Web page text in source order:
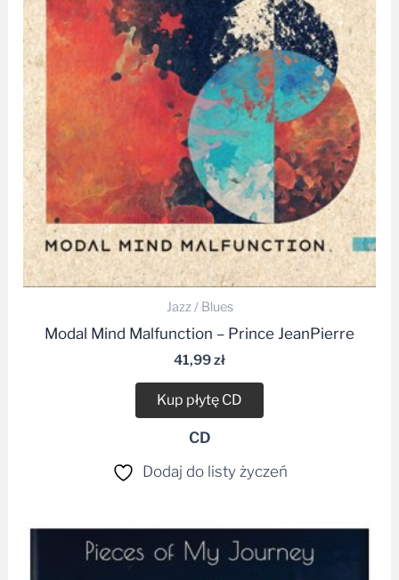
Jazz / Blues
Modal Mind Malfunction – Prince JeanPierre
41,99zł
Kup płytę CD
CD
Dodaj do listy życzeń